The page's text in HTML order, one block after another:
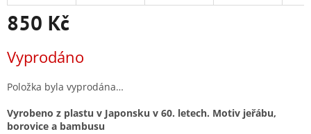
850 Kč
cena:
Vyprodáno
Položka byla vyprodána…
Vyrobeno z plastu v Japonsku v 60. letech. Motiv jeřábu,
borovice a bambusu